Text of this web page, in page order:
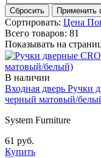
Сбросить Применить
Сортировать: Цена
Всего товаров: 81
Показывать на
В наличии
Входная дверь Ручки
черный матовый/
System Furniture
61 руб.
Купить